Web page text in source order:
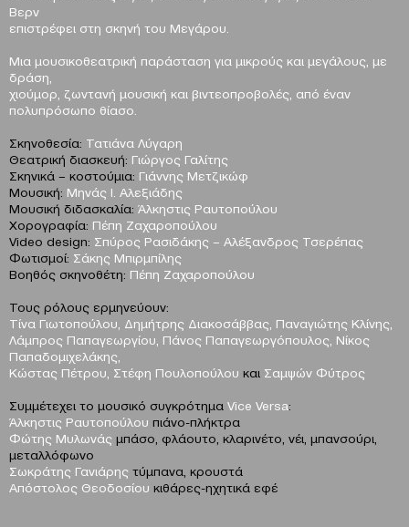
Βερν
επιστρέφει στη σκηνή του Μεγάρου.
Μια μουσικοθεατρική παράσταση για μικρούς και μεγάλους, με
δράση,
χιούμορ, ζωντανή μουσική και βιντεοπροβολές, από έναν
πολυπρόσωπο θίασο.
Σκηνοθεσία: Τατιάνα Λύγαρη
Θεατρική διασκευή: Γιώργος Γαλίτης
Σκηνικά – κοστούμια: Γιάννης Μετζικώφ
Μουσική: Μηνάς Ι. Αλεξιάδης
Μουσική διδασκαλία: Άλκηστις Ραυτοπούλου
Χορογραφία: Πέπη Ζαχαροπούλου
Video design: Σπύρος Ρασιδάκης – Αλέξανδρος Τσερέπας
Φωτισμοί: Σάκης Μπιρμπίλης
Βοηθός σκηνοθέτη: Πέπη Ζαχαροπούλου
Τους ρόλους ερμηνεύουν:
Τίνα Γιωτοπούλου, Δημήτρης Διακοσάββας, Παναγιώτης Κλίνης,
Λάμπρος Παπαγεωργίου, Πάνος Παπαγεωργόπουλος, Νίκος
Παπαδομιχελάκης,
Κώστας Πέτρου, Στέφη Πουλοπούλου και Σαμψών Φύτρος
Συμμέτεχει το μουσικό συγκρότημα Vice Versa:
Άλκηστις Ραυτοπούλου πιάνο-πλήκτρα
Φώτης Μυλωνάς μπάσο, φλάουτο, κλαρινέτο, νέι, μπανσούρι,
μεταλλόφωνο
Σωκράτης Γανιάρης τύμπανα, κρουστά
Απόστολος Θεοδοσίου κιθάρες-ηχητικά εφέ